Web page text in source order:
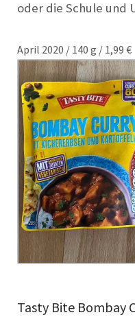
oder die Schule und
April 2020 / 140 g / 1,99 €
Tasty Bite Bombay